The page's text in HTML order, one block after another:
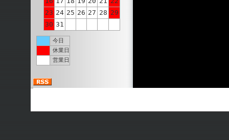
23 24 25 26 27 28 29
30 31
今日
休業日
営業日